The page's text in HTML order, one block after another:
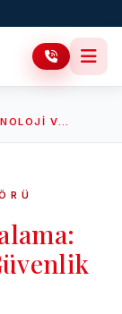
YENI MODEL ARAÇ KIRALAMA: GÜNCEL TEKNOLOJI VE GÜVENLIK